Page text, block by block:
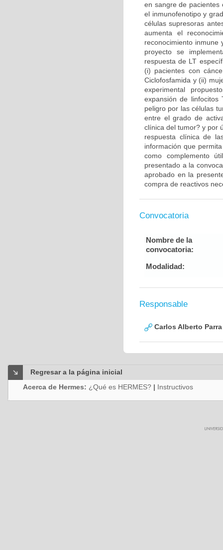
en sangre de pacientes
el inmunofenotipo y
células supresoras
aumenta el
reconocimiento
proyecto se
respuesta de LT
(i) pacientes con
Ciclofosfamida y (ii)
experimental
expansión de
peligro por las células
entre el grado de
clínica del tumor? y por
respuesta clínica de
información que
como complemento
presentado a la
aprobado en la
compra de reactivos
Convocatoria
Nombre de la
convocatoria:
Modalidad:
Responsable
Carlos Alberto
Regresar a la página inicial
Acerca de Hermes: ¿Qué es HERMES? | Instructivos